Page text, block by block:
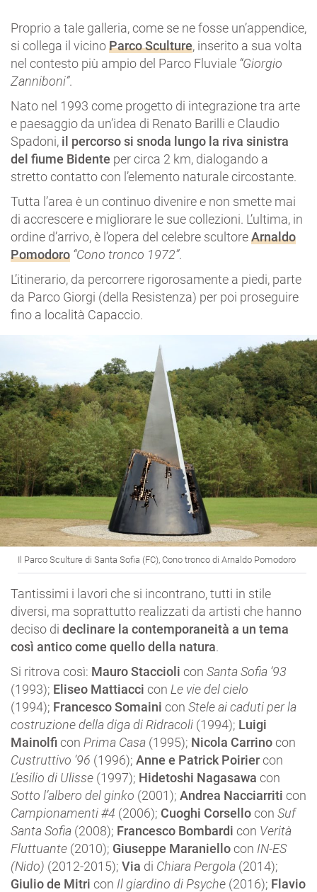
Proprio a tale galleria, come se ne fosse un’appendice,
si collega il vicinoParco Sculture, inserito a sua volta
nel contesto più ampio del Parco Fluviale “Giorgio
Zanniboni”.
Nato nel 1993 come progetto di integrazione tra arte
e paesaggio da un’idea di Renato Barilli e Claudio
Spadoni, il percorso si snoda lungo la riva sinistra
del fiume Bidente per circa 2 km, dialogando a
stretto contatto con l’elemento naturale circostante.
Tutta l’area è un continuo divenire e non smette mai
di accrescere e migliorare le sue collezioni. L’ultima, in
ordine d’arrivo, è l’opera del celebre scultoreArnaldo
Pomodoro “Cono tronco 1972”.
L’itinerario, da percorrere rigorosamente a piedi, parte
da Parco Giorgi (della Resistenza) per poi proseguire
fino a località Capaccio.
Il Parco Sculture di Santa Sofia (FC), Cono tronco di Arnaldo Pomodoro
Tantissimi i lavori che si incontrano, tutti in stile
diversi, ma soprattutto realizzati da artisti che hanno
deciso di declinare la contemporaneità a un tema
così antico come quello della natura.
Si ritrova così: Mauro Staccioli con Santa Sofia ‘93
(1993); Eliseo Mattiacci con Le vie del cielo
(1994); Francesco Somaini con Stele ai caduti per la
costruzione della diga di Ridracoli (1994); Luigi
Mainolficon Prima Casa (1995); Nicola Carrinocon
Custruttivo ‘96 (1996); Anne e Patrick Poiriercon
L’esilio di Ulisse (1997); Hidetoshi Nagasawa con
Sotto l’albero del ginko (2001); Andrea Nacciarriti con
Campionamenti #4 (2006); Cuoghi Corsellocon Suf
Santa Sofia (2008); Francesco Bombardi con Verità
Fluttuante (2010); Giuseppe Maraniellocon IN-ES
(Nido) (2012-2015); Via di Chiara Pergola (2014);
Giulio de Mitri con Il giardino di Psyche (2016); Flavio